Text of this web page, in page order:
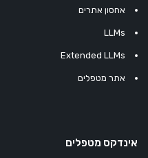
אחסון אתרים
LLMs
Extended LLMs
אתר מטפלים
אינדקס מטפלים